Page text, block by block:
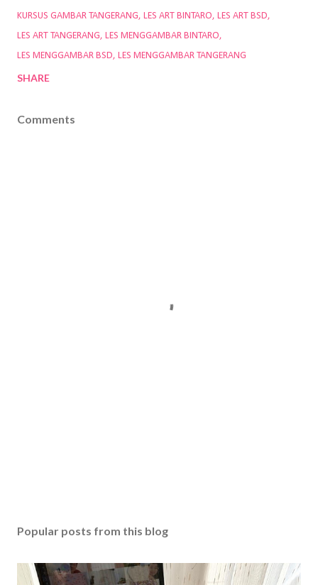
KURSUS GAMBAR TANGERANG
LES ART BINTARO
LES ART BSD
LES ART TANGERANG
LES MENGGAMBAR BINTARO
LES MENGGAMBAR BSD
LES MENGGAMBAR TANGERANG
SHARE
Comments
Popular posts from this blog